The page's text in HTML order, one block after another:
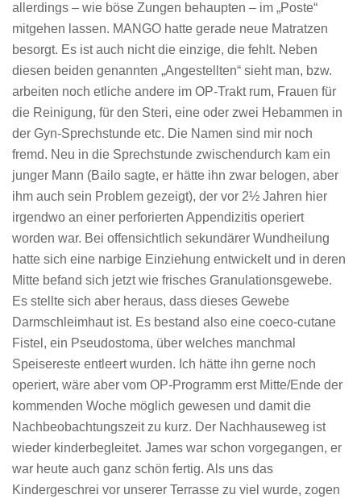
allerdings – wie böse Zungen behaupten – im „Poste“
mitgehen lassen. MANGO hatte gerade neue Matratzen
besorgt. Es ist auch nicht die einzige, die fehlt. Neben
diesen beiden genannten „Angestellten“ sieht man, bzw.
arbeiten noch etliche andere im OP-Trakt rum, Frauen für
die Reinigung, für den Steri, eine oder zwei Hebammen in
der Gyn-Sprechstunde etc. Die Namen sind mir noch
fremd. Neu in die Sprechstunde zwischendurch kam ein
junger Mann (Bailo sagte, er hätte ihn zwar belogen, aber
ihm auch sein Problem gezeigt), der vor 2½ Jahren hier
irgendwo an einer perforierten Appendizitis operiert
worden war. Bei offensichtlich sekundärer Wundheilung
hatte sich eine narbige Einziehung entwickelt und in deren
Mitte befand sich jetzt wie frisches Granulationsgewebe.
Es stellte sich aber heraus, dass dieses Gewebe
Darmschleimhaut ist. Es bestand also eine coeco-cutane
Fistel, ein Pseudostoma, über welches manchmal
Speisereste entleert wurden. Ich hätte ihn gerne noch
operiert, wäre aber vom OP-Programm erst Mitte/Ende der
kommenden Woche möglich gewesen und damit die
Nachbeobachtungszeit zu kurz. Der Nachhauseweg ist
wieder kinderbegleitet. James war schon vorgegangen, er
war heute auch ganz schön fertig. Als uns das
Kindergeschrei vor unserer Terrasse zu viel wurde, zogen